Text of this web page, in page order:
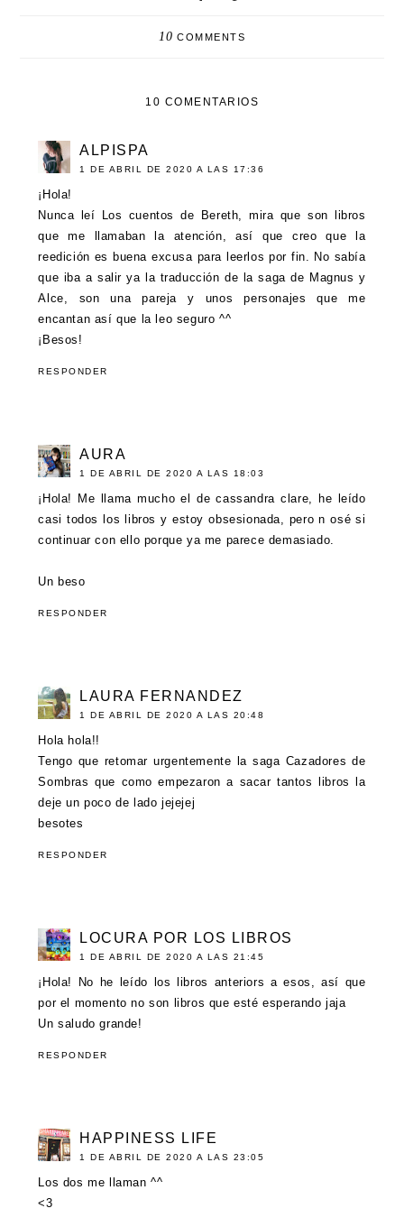
10 COMMENTS
10 COMENTARIOS
ALPISPA
1 DE ABRIL DE 2020 A LAS 17:36
¡Hola!
Nunca leí Los cuentos de Bereth, mira que son libros
que me llamaban la atención, así que creo que la
reedición es buena excusa para leerlos por fin. No sabía
que iba a salir ya la traducción de la saga de Magnus y
Alce, son una pareja y unos personajes que me
encantan así que la leo seguro ^^
¡Besos!
RESPONDER
AURA
1 DE ABRIL DE 2020 A LAS 18:03
¡Hola! Me llama mucho el de cassandra clare, he leído
casi todos los libros y estoy obsesionada, pero n osé si
continuar con ello porque ya me parece demasiado.
Un beso
RESPONDER
LAURA FERNANDEZ
1 DE ABRIL DE 2020 A LAS 20:48
Hola hola!!
Tengo que retomar urgentemente la saga Cazadores de
Sombras que como empezaron a sacar tantos libros la
deje un poco de lado jejejej
besotes
RESPONDER
LOCURA POR LOS LIBROS
1 DE ABRIL DE 2020 A LAS 21:45
¡Hola! No he leído los libros anteriors a esos, así que
por el momento no son libros que esté esperando jaja
Un saludo grande!
RESPONDER
HAPPINESS LIFE
1 DE ABRIL DE 2020 A LAS 23:05
Los dos me llaman ^^
<3